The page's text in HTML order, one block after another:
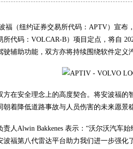
福（纽约证券交易所代码：APTV）宣布
所代码：VOLCAR-B）项目定点，将自
驶辅助功能，双方亦将持续围绕软件定义
方在安全理念上的高度契合。将安波福
着降低道路事故与人员伤害的未来愿景
人Alwin Bakkenes 表示：“沃尔沃汽车
波福第八代雷达平台助力我们进一步强化